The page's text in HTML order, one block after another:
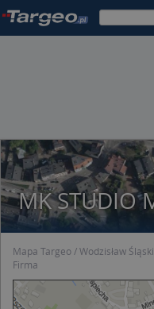
Mapa Targeo Wodzisław Śląski
Firma